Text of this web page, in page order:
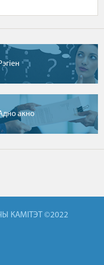
акно
КАМІТЭТ ©2022